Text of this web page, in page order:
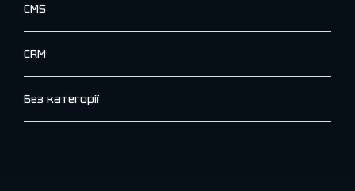
CMS
CRM
Без категорії